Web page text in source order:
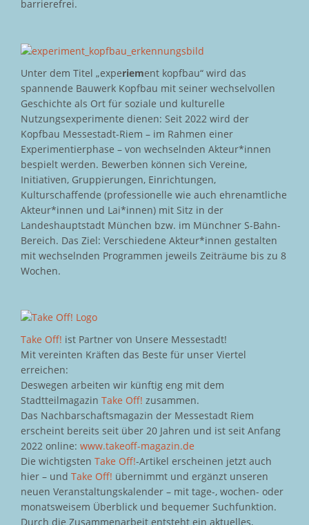
barrierefrei.
Unter dem Titel „experiement kopfbau“ wird das
spannende Bauwerk Kopfbau mit seiner wechselvollen
Geschichte als Ort für soziale und kulturelle
Nutzungsexperimente dienen: Seit 2022 wird der
Kopfbau Messestadt-Riem – im Rahmen einer
Experimentierphase – von wechselnden Akteur*innen
bespielt werden. Bewerben können sich Vereine,
Initiativen, Gruppierungen, Einrichtungen,
Kulturschaffende (professionelle wie auch ehrenamtliche
Akteur*innen und Lai*innen) mit Sitz in der
Landeshauptstadt München bzw. im Münchner S-Bahn-
Bereich. Das Ziel: Verschiedene Akteur*innen gestalten
mit wechselnden Programmen jeweils Zeiträume bis zu 8
Wochen.
Take Off! ist Partner von Unsere Messestadt!
Mit vereinten Kräften das Beste für unser Viertel
erreichen:
Deswegen arbeiten wir künftig eng mit dem
Stadtteilmagazin Take Off! zusammen.
Das Nachbarschaftsmagazin der Messestadt Riem
erscheint bereits seit über 20 Jahren und ist seit Anfang
2022 online: www.takeoff-magazin.de
Die wichtigsten Take Off!-Artikel erscheinen jetzt auch
hier – und Take Off! übernimmt und ergänzt unseren
neuen Veranstaltungskalender – mit tage-, wochen- oder
monatsweisem Überblick und bequemer Suchfunktion.
Durch die Zusammenarbeit entsteht ein aktuelles,